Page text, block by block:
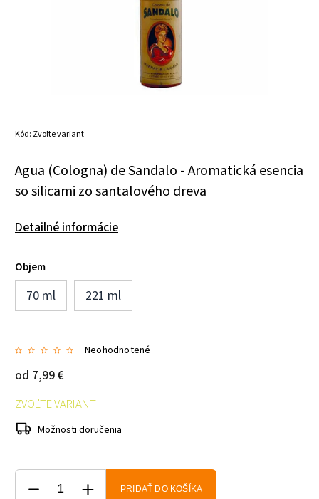
Kód: Zvoľte variant
Agua (Cologna) de Sandalo - Aromatická esencia
so silicami zo santalového dreva
Detailné informácie
Objem
70 ml 221 ml
Neohodnotené
od 7,99 €
ZVOĽTE VARIANT
Možnosti doručenia
PRIDAŤ DO KOŠÍKA